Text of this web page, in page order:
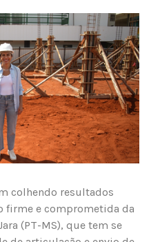
colhendo resultados
firme e comprometida da
(PT-MS), que tem se